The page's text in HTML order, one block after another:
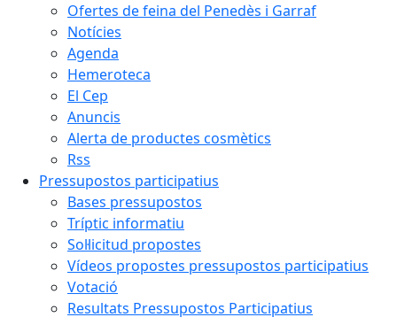
Ofertes de feina del Penedès i Garraf
Notícies
Agenda
Hemeroteca
El Cep
Anuncis
Alerta de productes cosmètics
Rss
Pressupostos participatius
Bases pressupostos
Tríptic informatiu
Sol·licitud propostes
Vídeos propostes pressupostos participatius
Votació
Resultats Pressupostos Participatius